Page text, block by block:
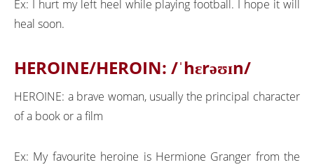
Ex: I hurt my left heel while playing football. I hope it will
heal soon.
HEROINE/HEROIN: /ˈhɛrəʊɪn/
HEROINE: a brave woman, usually the principal character
of a book or a film
Ex: My favourite heroine is Hermione Granger from the